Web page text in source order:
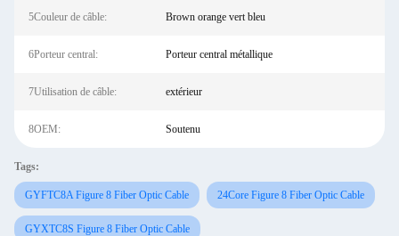
5Couleur de câble: Brown orange vert bleu
6Porteur central: Porteur central métallique
7Utilisation de câble: extérieur
8OEM: Soutenu
Tags:
GYFTC8A Figure 8 Fiber Optic Cable 24Core Figure 8 Fiber Optic Cable
GYXTC8S Figure 8 Fiber Optic Cable